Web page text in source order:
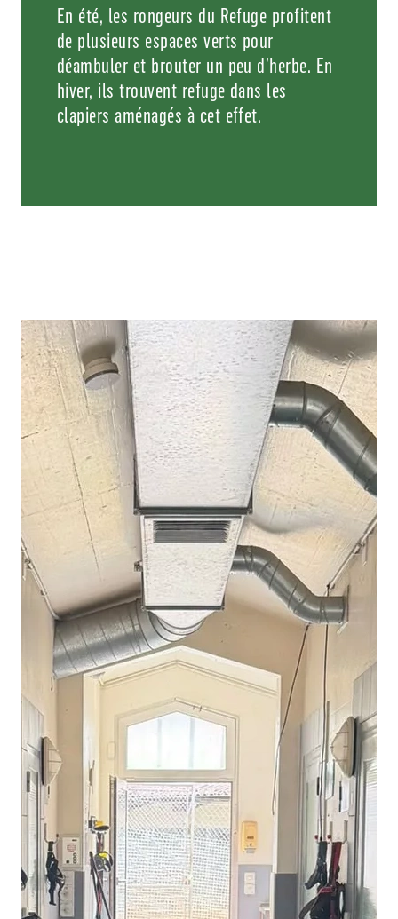
En été, les rongeurs du Refuge profitent
de plusieurs espaces verts pour
déambuler et brouter un peu d’herbe. En
hiver, ils trouvent refuge dans les
clapiers aménagés à cet effet.